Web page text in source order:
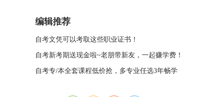
编辑推荐
自考文凭可以考取这些职业证书！
自考新考期送现金啦~老朋带新友，一起赚学费！
自考专/本全套课程低价抢，多专业任选3年畅学